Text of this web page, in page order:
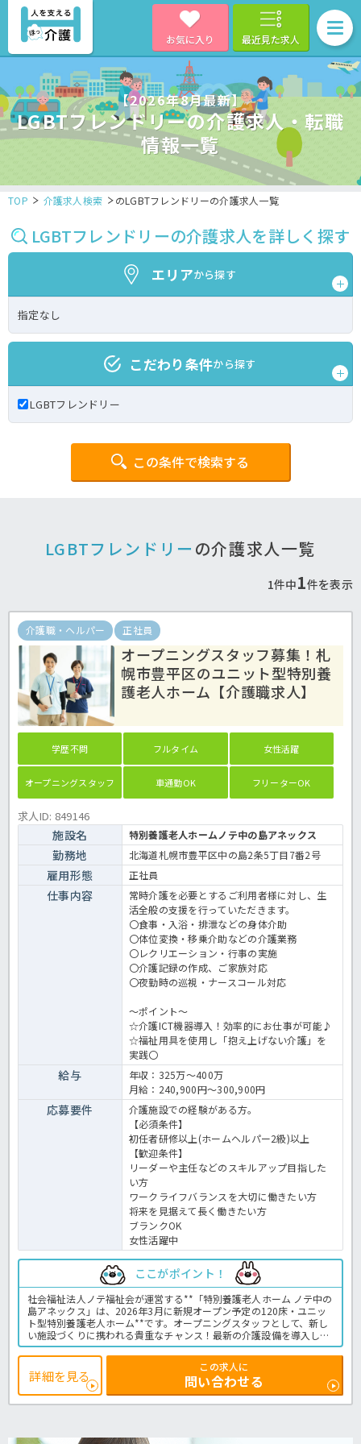
お気に入り 最近見た求人
【2026年8月最新】
LGBTフレンドリーの介護求人・転職
情報一覧
TOP 介護求人検索 のLGBTフレンドリーの介護求人一覧
LGBTフレンドリーの介護求人を詳しく探す
エリアから探す
指定なし
こだわり条件から探す
LGBTフレンドリー
この条件で検索する
LGBTフレンドリー の介護求人一覧
1件中1件を表示
介護職・ヘルパー 正社員
オープニングスタッフ募集！札
幌市豊平区のユニット型特別養
護老人ホーム【介護職求人】
学歴不問 フルタイム 女性活躍
オープニングスタッフ 車通勤OK フリーターOK
求人ID: 849146
施設名 特別養護老人ホームノテ中の島アネックス
勤務地 北海道札幌市豊平区中の島2条5丁目7番2号
雇用形態 正社員
仕事内容
常時介護を必要とするご利用者様に対し、生
活全般の支援を行っていただきます。
〇食事・入浴・排泄などの身体介助
〇体位変換・移乗介助などの介護業務
〇レクリエーション・行事の実施
〇介護記録の作成、ご家族対応
〇夜勤時の巡視・ナースコール対応
～ポイント～
☆介護ICT機器導入！効率的にお仕事が可能♪
☆福祉用具を使用し「抱え上げない介護」を
実践〇
給与
年収：325万～400万
月給：240,900円～300,900円
応募要件
介護施設での経験がある方。
【必須条件】
初任者研修以上(ホームヘルパー2級)以上
【歓迎条件】
リーダーや主任などのスキルアップ目指した
い方
ワークライフバランスを大切に働きたい方
将来を見据えて長く働きたい方
ブランクOK
女性活躍中
ここがポイント！
社会福祉法人ノテ福祉会が運営する**「特別養護老人ホーム ノテ中の
島アネックス」は、2026年3月に新規オープン予定の120床・ユニッ
ト型特別養護老人ホーム**です。オープニングスタッフとして、新し
い施設づくりに携われる貴重なチャンス！最新の介護設備を導入して
おり、職員の身体的負担を軽減しながら安心して介護業務に取り組め
る環境が整っています。教育・研修制度も充実しているため、介護施
設での経験が浅い方やブランクのある方も安心してスタートできま
す。また、地下鉄駅から徒歩圏内と通勤アクセスも良好で、車をお持
ちでない方にも通いやすい立地です。オープンまでの期間は同一敷地
内の施設で事前勤務が可能なため、新施設開設前から業務に慣れるこ
詳細を見る
この求人に
問い合わせる